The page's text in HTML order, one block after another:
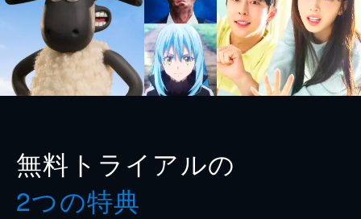
無料トライアルの
2つの特典